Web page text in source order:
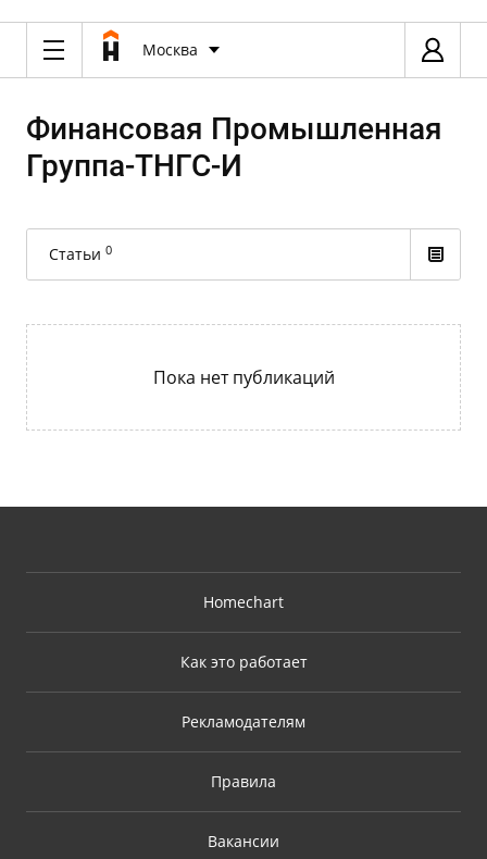
Москва
Финансовая Промышленная
Группа-ТНГС-И
Статьи 0
Пока нет публикаций
Homechart
Как это работает
Рекламодателям
Правила
Вакансии